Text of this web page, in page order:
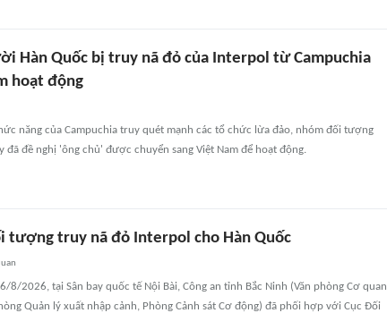
Hàn Quốc bị truy nã đỏ của Interpol từ Campuchia
hoạt động
năng của Campuchia truy quét mạnh các tổ chức lừa đảo, nhóm đối tượng
đã đề nghị 'ông chủ' được chuyển sang Việt Nam để hoạt động.
tượng truy nã đỏ Interpol cho Hàn Quốc
8/2026, tại Sân bay quốc tế Nội Bài, Công an tỉnh Bắc Ninh (Văn phòng Cơ quan
Quản lý xuất nhập cảnh, Phòng Cảnh sát Cơ động) đã phối hợp với Cục Đối